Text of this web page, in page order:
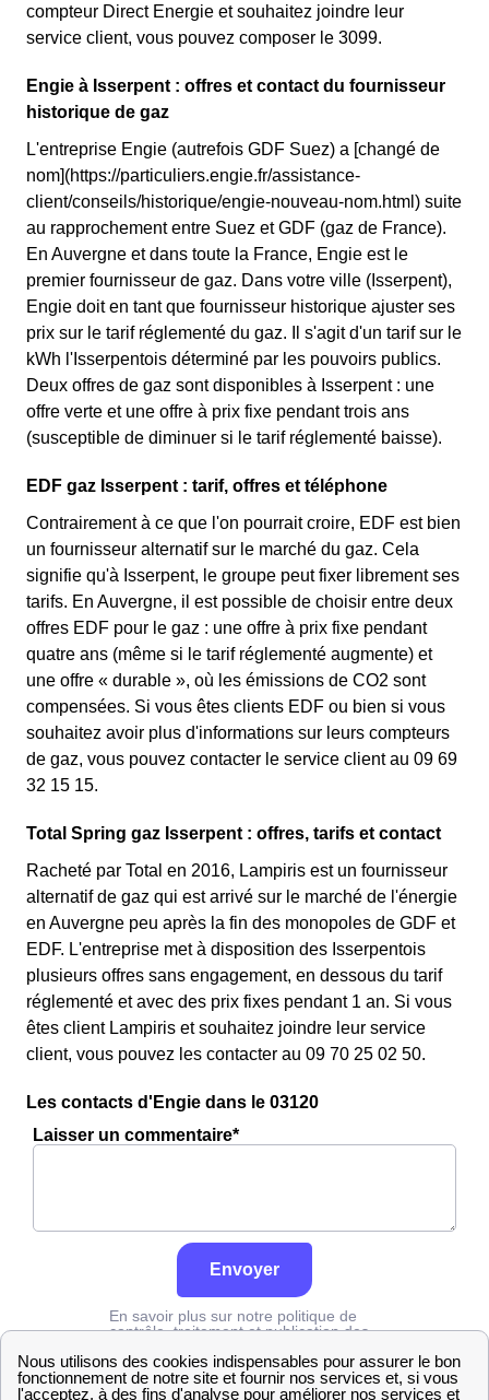
compteur Direct Energie et souhaitez joindre leur
service client, vous pouvez composer le 3099.
Engie à Isserpent : offres et contact du fournisseur
historique de gaz
L'entreprise Engie (autrefois GDF Suez) a [changé de
nom](https://particuliers.engie.fr/assistance-
client/conseils/historique/engie-nouveau-nom.html) suite
au rapprochement entre Suez et GDF (gaz de France).
En Auvergne et dans toute la France, Engie est le
premier fournisseur de gaz. Dans votre ville (Isserpent),
Engie doit en tant que fournisseur historique ajuster ses
prix sur le tarif réglementé du gaz. Il s'agit d'un tarif sur le
kWh l'Isserpentois déterminé par les pouvoirs publics.
Deux offres de gaz sont disponibles à Isserpent : une
offre verte et une offre à prix fixe pendant trois ans
(susceptible de diminuer si le tarif réglementé baisse).
EDF gaz Isserpent : tarif, offres et téléphone
Contrairement à ce que l'on pourrait croire, EDF est bien
un fournisseur alternatif sur le marché du gaz. Cela
signifie qu'à Isserpent, le groupe peut fixer librement ses
tarifs. En Auvergne, il est possible de choisir entre deux
offres EDF pour le gaz : une offre à prix fixe pendant
quatre ans (même si le tarif réglementé augmente) et
une offre « durable », où les émissions de CO2 sont
compensées. Si vous êtes clients EDF ou bien si vous
souhaitez avoir plus d'informations sur leurs compteurs
de gaz, vous pouvez contacter le service client au 09 69
32 15 15.
Total Spring gaz Isserpent : offres, tarifs et contact
Racheté par Total en 2016, Lampiris est un fournisseur
alternatif de gaz qui est arrivé sur le marché de l'énergie
en Auvergne peu après la fin des monopoles de GDF et
EDF. L'entreprise met à disposition des Isserpentois
plusieurs offres sans engagement, en dessous du tarif
réglementé et avec des prix fixes pendant 1 an. Si vous
êtes client Lampiris et souhaitez joindre leur service
client, vous pouvez les contacter au 09 70 25 02 50.
Les contacts d'Engie dans le 03120
Laisser un commentaire*
Envoyer
En savoir plus sur notre politique de
contrôle, traitement et publication des